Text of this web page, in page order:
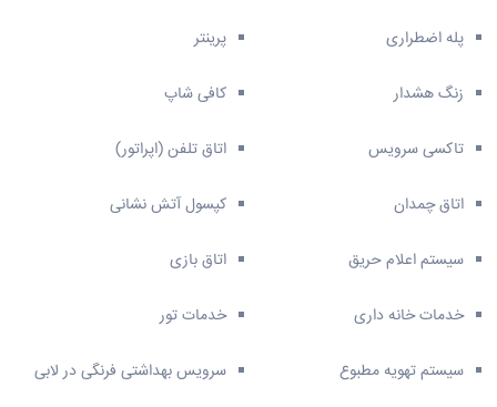
پله اضطراری پرینتر
زنگ هشدار کافی شاپ
تاکسی سرویس اتاق تلفن (اپراتور)
اتاق چمدان کپسول آتش نشانی
سیستم اعلام حریق اتاق بازی
خدمات خانه داری خدمات تور
سیستم تهویه مطبوع سرویس بهداشتی فرنگی در لابی